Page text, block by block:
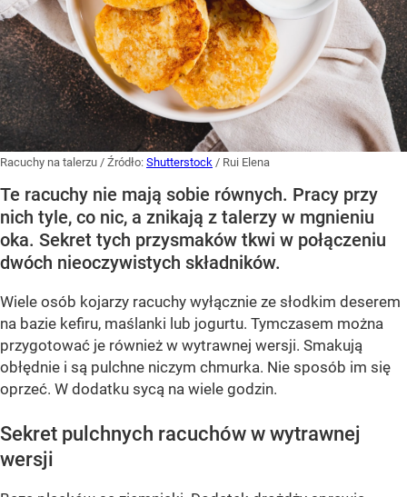
Racuchy na talerzu / Źródło: Shutterstock / Rui Elena
Te racuchy nie mają sobie równych. Pracy przy
nich tyle, co nic, a znikają z talerzy w mgnieniu
oka. Sekret tych przysmaków tkwi w połączeniu
dwóch nieoczywistych składników.
Wiele osób kojarzy racuchy wyłącznie ze słodkim deserem
na bazie kefiru, maślanki lub jogurtu. Tymczasem można
przygotować je również w wytrawnej wersji. Smakują
obłędnie i są pulchne niczym chmurka. Nie sposób im się
oprzeć. W dodatku sycą na wiele godzin.
Sekret pulchnych racuchów w wytrawnej
wersji